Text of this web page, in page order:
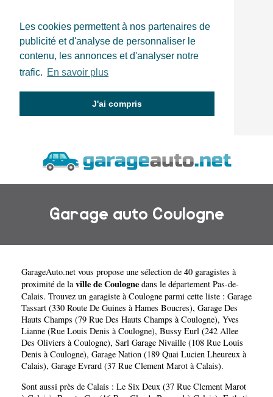
Les cookies permettent à nos partenaires de
publicité et d'analyse de personnaliser le
contenu, les annonces et d'analyser notre
trafic. En savoir plus
J'ai compris
Garage auto Coulogne
GarageAuto.net vous propose une sélection de 40 garagistes à
proximité de laville de Coulogne dans le département Pas-de-
Calais. Trouvez un garagiste à Coulogne parmi cette liste : Garage
Tassart (330 Route De Guines à Hames Boucres), Garage Des
Hauts Champs (79 Rue Des Hauts Champs à Coulogne), Yves
Lianne (Rue Louis Denis à Coulogne), Bussy Eurl (242 Allee
Des Oliviers à Coulogne), Sarl Garage Nivaille (108 Rue Louis
Denis à Coulogne), Garage Nation (189 Quai Lucien Lheureux à
Calais), Garage Evrard (37 Rue Clement Marot à Calais).
Sont aussi près de Calais : Le Six Deux (37 Rue Clement Marot